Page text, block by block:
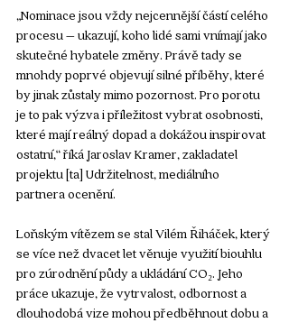
„Nominace jsou vždy nejcennější částí celého
procesu – ukazují, koho lidé sami vnímají jako
skutečné hybatele změny. Právě tady se
mnohdy poprvé objevují silné příběhy, které
by jinak zůstaly mimo pozornost. Pro porotu
je to pak výzva i příležitost vybrat osobnosti,
které mají reálný dopad a dokážou inspirovat
ostatní,“ říká Jaroslav Kramer, zakladatel
projektu [ta] Udržitelnost, mediálního
partnera ocenění.
Loňským vítězem se stal Vilém Řiháček, který
se více než dvacet let věnuje využití biouhlu
pro zúrodnění půdy a ukládání CO₂. Jeho
práce ukazuje, že vytrvalost, odbornost a
dlouhodobá vize mohou předběhnout dobu a